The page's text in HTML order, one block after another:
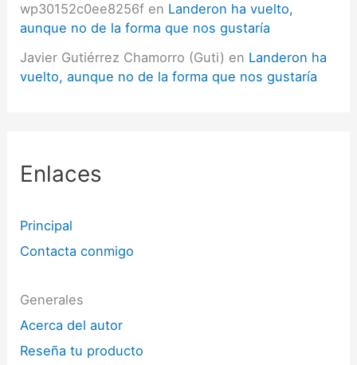
wp30152c0ee8256f en Landeron ha vuelto,
aunque no de la forma que nos gustaría
Javier Gutiérrez Chamorro (Guti) en Landeron ha
vuelto, aunque no de la forma que nos gustaría
Enlaces
Principal
Contacta conmigo
Generales
Acerca del autor
Reseña tu producto